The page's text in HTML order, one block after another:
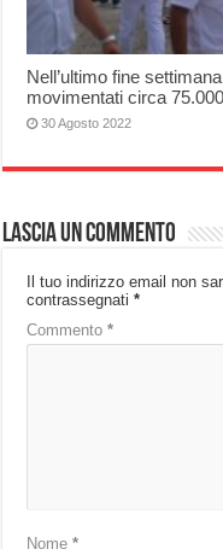
Nell’ultimo fine
movimentati circa
30 Agosto 2022
Lascia un commento
Il tuo indirizzo email non
contrassegnati*
Commento*
Nome*